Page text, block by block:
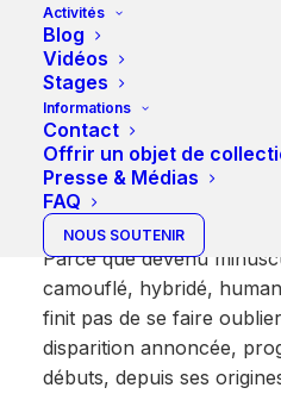
Activités
Blog
Vidéos
Stages
Informations
Contact
Offrir un objet de
Presse & Médias
FAQ
NOUS SOUTENIR
Disparition
Pourquoi la
l’ordinateur?
Parce que devenu
camouflé, hybridé,
finit pas de se faire
disparition annoncée,
débuts, depuis ses